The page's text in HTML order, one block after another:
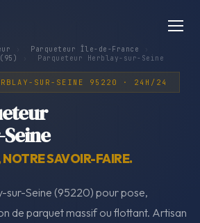
Parqueteur Île-de-France
Parqueteur Herblay-sur-Seine
SUR-SEINE 95220 · 24H/24
SAVOIR-FAIRE.
sur-Seine (95220) pour pose,
de parquet massif ou flottant. Artisan